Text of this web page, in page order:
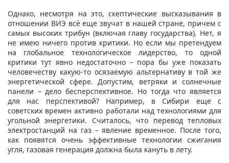
Однако, несмотря на это, скептические высказывания в
отношении ВИЭ всё еще звучат в нашей стране, причем с
самых высоких трибун (включая главу государства). Нет, я
не имею ничего против критики. Но если мы претендуем
на глобальное технологическое лидерство, то одной
критики тут явно недостаточно – пора бы уже показать
человечеству какую-то осязаемую альтернативу в той же
энергетической сфере. Допустим, ветряки и солнечные
панели – дело бесперспективное. Но тогда что является
для нас перспективой? Например, в Сибири еще с
советских времен активно работали над технологиями для
угольной энергетики. Считалось, что перевод тепловых
электростанций на газ – явление временное. После того,
как появятся очень эффективные технологии сжигания
угля, газовая генерация должна была кануть в лету.